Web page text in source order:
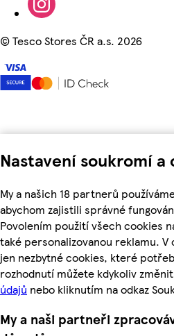
Nastavení soukromí a
My a našich 18 partnerů
abychom zajistili správné
Povolením použití všech cookies
také personalizovanou reklamu.
jen nezbytné cookies, které
rozhodnutí můžete kdykoliv
údajů nebo kliknutím na odkaz
My a naši partneři
©Tesco Stores ČR a.s. 2026